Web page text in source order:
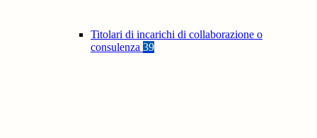
Titolari di incarichi di collaborazione o
consulenza 39